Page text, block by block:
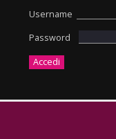
Username
Password